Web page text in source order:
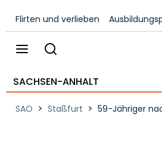
Flirten und verlieben
SACHSEN-ANHALT
SAO > Staßfurt > 59-Jähriger